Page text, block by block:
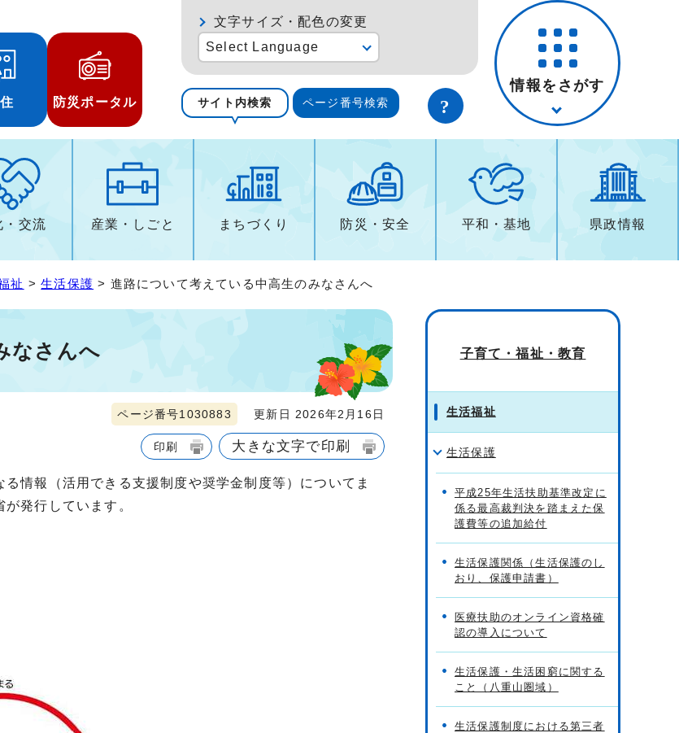
防災ポータル
文字サイズ・配色の変更
Select Language
サイト内検索 ページ番号検索
情報をさがす
・交流 産業・しごと まちづくり 防災・安全 平和・基地 県政情報
祉 >生活保護 > 進路について考えている中高生のみなさんへ
なさんへ
ページ番号1030883 更新日 2026年2月16日
印刷 大きな文字で印刷
情報（活用できる支援制度や奨学金制度等）についてま
発行しています。
子育て・福祉・教育
生活福祉
生活保護
平成25年生活扶助基準改定に
係る最高裁判決を踏まえた保
護費等の追加給付
生活保護関係（生活保護のし
おり、保護申請書）
医療扶助のオンライン資格確
認の導入について
生活保護・生活困窮に関する
こと（八重山圏域）
生活保護制度における第三者